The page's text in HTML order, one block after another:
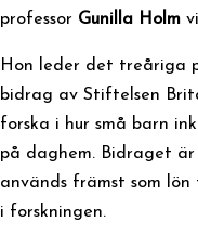
professor Gunilla Holm
Hon leder det treåriga
bidrag av Stiftelsen
forska i hur små barn
på daghem. Bidraget
används främst som
i forskningen.